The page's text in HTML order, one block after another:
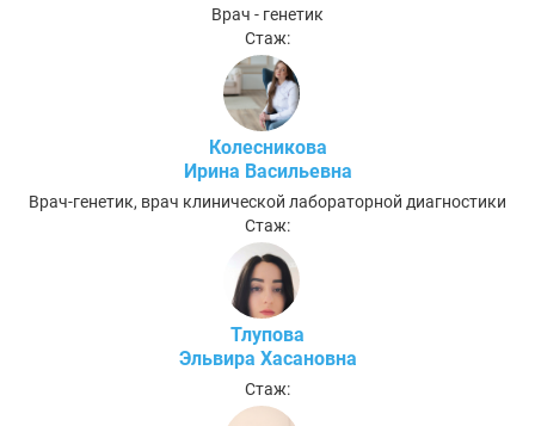
Врач - генетик
Стаж:
Колесникова
Ирина Васильевна
Врач-генетик, врач клинической лабораторной диагностики
Стаж:
Тлупова
Эльвира Хасановна
Стаж: